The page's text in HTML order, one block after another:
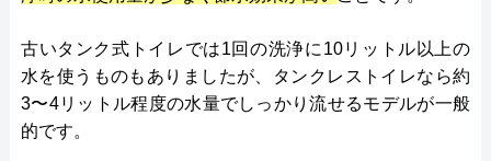
古いタンク式トイレでは1回の洗浄に10リットル以上の
水を使うものもありましたが、タンクレストイレなら約
3〜4リットル程度の水量でしっかり流せるモデルが一般
的です。